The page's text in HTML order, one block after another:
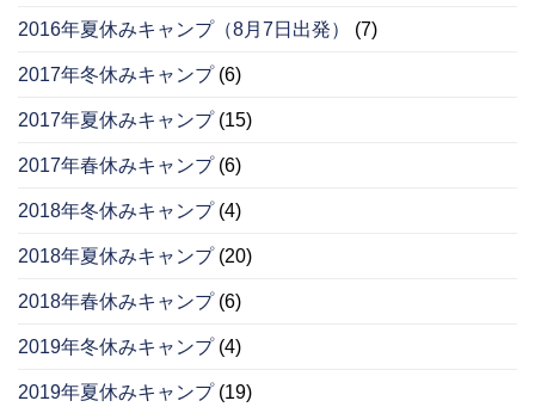
2016年夏休みキャンプ（8月7日出発） (7)
2017年冬休みキャンプ(6)
2017年夏休みキャンプ(15)
2017年春休みキャンプ(6)
2018年冬休みキャンプ(4)
2018年夏休みキャンプ(20)
2018年春休みキャンプ(6)
2019年冬休みキャンプ(4)
2019年夏休みキャンプ(19)